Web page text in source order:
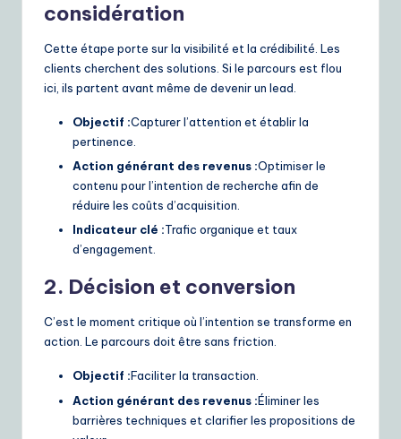
considération
Cette étape porte sur la visibilité et la crédibilité. Les
clients cherchent des solutions. Si le parcours est flou
ici, ils partent avant même de devenir un lead.
Objectif :Capturer l’attention et établir la
pertinence.
Action générant des revenus :Optimiser le
contenu pour l’intention de recherche afin de
réduire les coûts d’acquisition.
Indicateur clé :Trafic organique et taux
d’engagement.
2. Décision et conversion
C’est le moment critique où l’intention se transforme en
action. Le parcours doit être sans friction.
Objectif :Faciliter la transaction.
Action générant des revenus :Éliminer les
barrières techniques et clarifier les propositions de